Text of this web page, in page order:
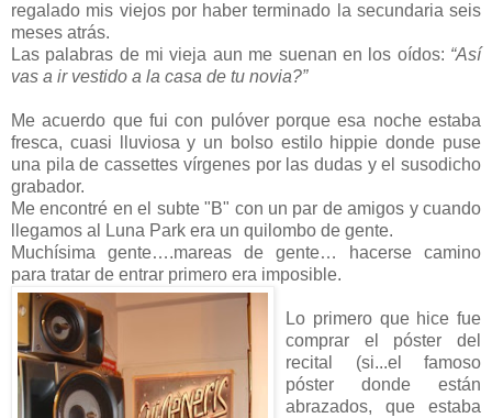
regalado mis viejos por haber terminado la secundaria seis
meses atrás.
Las palabras de mi vieja aun me suenan en los oídos: “Así
vas a ir vestido a la casa de tu novia?”
Me acuerdo que fui con pulóver porque esa noche estaba
fresca, cuasi lluviosa y un bolso estilo hippie donde puse
una pila de cassettes vírgenes por las dudas y el susodicho
grabador.
Me encontré en el subte "B" con un par de amigos y cuando
llegamos al Luna Park era un quilombo de gente.
Muchísima gente….mareas de gente… hacerse camino
para tratar de entrar primero era imposible.
Lo primero que hice fue
comprar el póster del
recital (si...el famoso
póster donde están
abrazados, que estaba